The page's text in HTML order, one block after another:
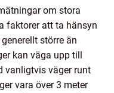
om stora
faktorer att ta hänsyn
större än
kan väga upp till
vanligtvis väger runt
vara över 3 meter